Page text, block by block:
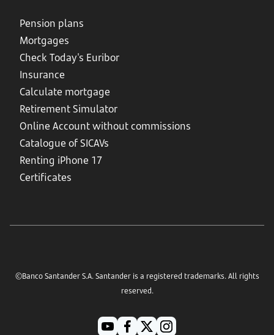
Pension plans
Mortgages
Check Today's Euribor
Insurance
Calculate mortgage
Retirement Simulator
Online Account without commissions
Catalogue of SICAVs
Renting iPhone 17
Certificates
©Banco Santander S.A. Santander is a registered trademarks. All rights
reserved.